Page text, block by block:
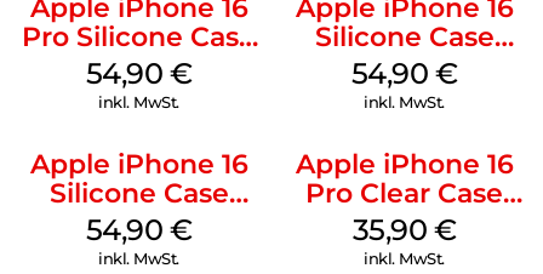
Apple iPhone 16
Pro Silicone Case
MagSafe Black
54,90 €
inkl. MwSt.
Apple iPhone 16
Silicone Case
MagSafe Black
54,90 €
inkl. MwSt.
Apple iPhone 16
Silicone Case
MagSafe Lake
Green
54,90 €
inkl. MwSt.
Apple iPhone 16
Pro Clear Case
MagSafe
Transparent
35,90 €
inkl. MwSt.